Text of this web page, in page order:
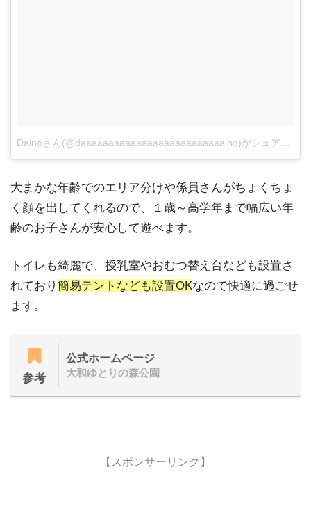
大まかな年齢でのエリア分けや係員さんがちょくちょ
く顔を出してくれるので、１歳～高学年まで幅広い年
齢のお子さんが安心して遊べます。
トイレも綺麗で、授乳室やおむつ替え台なども設置さ
れており 簡易テントなども設置OKなので快適に過ごせ
ます。
参考
公式ホームページ
大和ゆとりの森公園
【スポンサーリンク】